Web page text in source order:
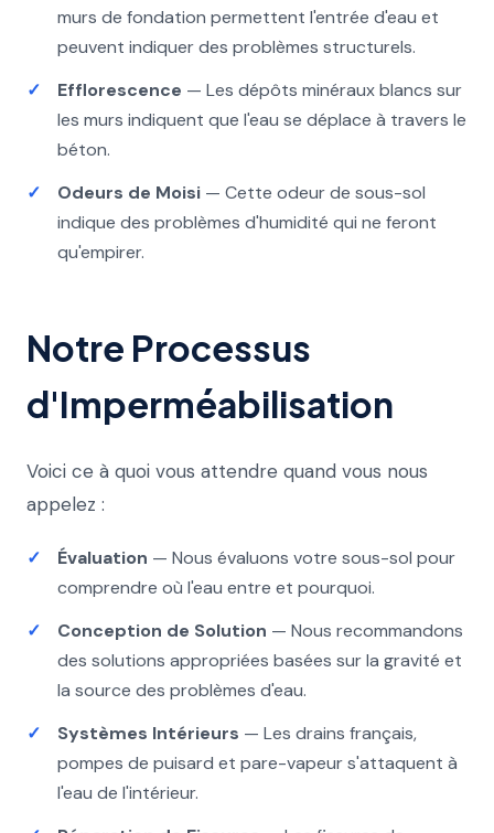
murs de fondation permettent l'entrée d'eau et
peuvent indiquer des problèmes structurels.
Efflorescence — Les dépôts minéraux blancs sur
les murs indiquent que l'eau se déplace à travers le
béton.
Odeurs de Moisi — Cette odeur de sous-sol
indique des problèmes d'humidité qui ne feront
qu'empirer.
Notre Processus
d'Imperméabilisation
Voici ce à quoi vous attendre quand vous nous
appelez :
Évaluation — Nous évaluons votre sous-sol pour
comprendre où l'eau entre et pourquoi.
Conception de Solution — Nous recommandons
des solutions appropriées basées sur la gravité et
la source des problèmes d'eau.
Systèmes Intérieurs — Les drains français,
pompes de puisard et pare-vapeur s'attaquent à
l'eau de l'intérieur.